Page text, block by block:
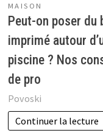
MAISON
Peut-on poser du
imprimé autour
piscine ? Nos
de pro
Povoski
Continuer la lecture